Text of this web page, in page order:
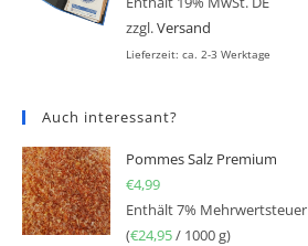
zzgl.Versand
Lieferzeit: ca. 2-3 Werktage
Auch interessant?
Pommes Salz Premium
€4,99
Enthält 7% Mehrwertsteuer
(€24,95/ 1000 g)